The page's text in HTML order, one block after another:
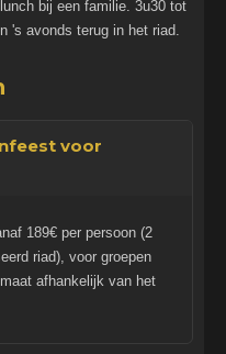
bij een familie. 3u30 tot
's avonds terug in het riad.
voor
189€ per persoon (2
riad), voor groepen
afhankelijk van het